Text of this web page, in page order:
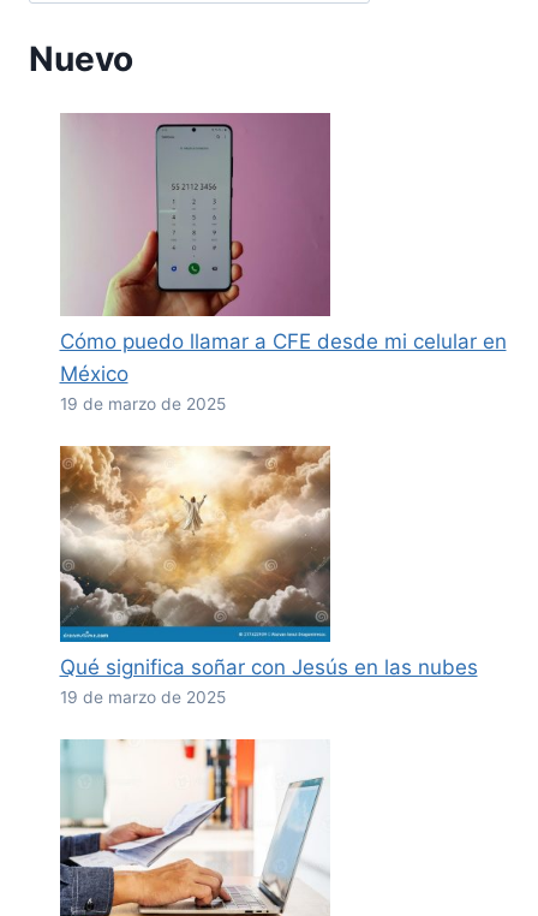
Nuevo
Cómo puedo llamar a CFE desde mi celular en
México
19 de marzo de 2025
Qué significa soñar con Jesús en las nubes
19 de marzo de 2025